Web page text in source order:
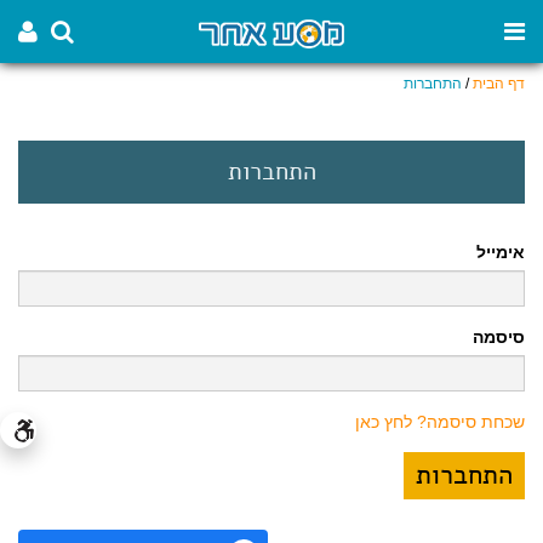
דף הבית/ התחברות
התחברות
אימייל
סיסמה
שכחת סיסמה? לחץ כאן